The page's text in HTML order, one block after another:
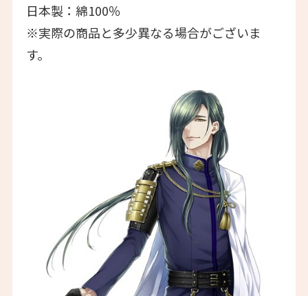
日本製：綿100％
※実際の商品と多少異なる場合がございま
す。